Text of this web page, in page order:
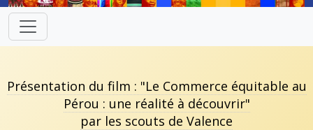
Présentation du film : "Le Commerce équitable au
Pérou : une réalité à découvrir"
par les scouts de Valence